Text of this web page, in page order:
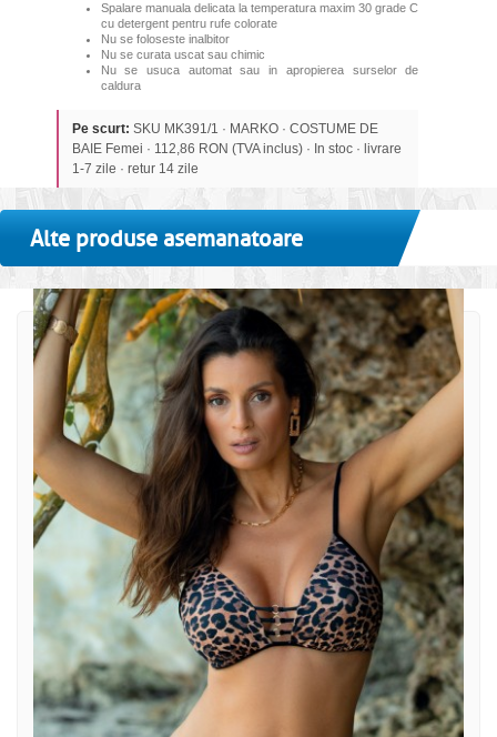
Spalare manuala delicata la temperatura maxim 30 grade C
cu detergent pentru rufe colorate
Nu se foloseste inalbitor
Nu se curata uscat sau chimic
Nu se usuca automat sau in apropierea surselor de
caldura
Pe scurt: SKU MK391/1 · MARKO · COSTUME DE
BAIE Femei · 112,86 RON (TVA inclus) · In stoc · livrare
1-7 zile · retur 14 zile
Alte produse asemanatoare